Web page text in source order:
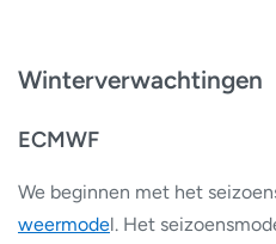
Winterverwachtingen
ECMWF
We beginnen met het
weermodel. Het